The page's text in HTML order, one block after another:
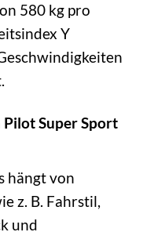
580 kg pro
Y
Super Sport
hängt von
z. B. Fahrstil,
und